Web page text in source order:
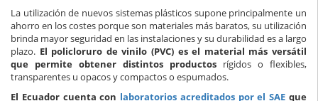
La utilización de nuevos sistemas plásticos supone principalmente un
ahorro en los costes porque son materiales más baratos, su utilización
brinda mayor seguridad en las instalaciones y su durabilidad es a largo
plazo. El policloruro de vinilo (PVC) es el material más versátil
que permite obtener distintos productos rígidos o flexibles,
transparentes u opacos y compactos o espumados.
El Ecuador cuenta con laboratorios acreditados por el SAE que